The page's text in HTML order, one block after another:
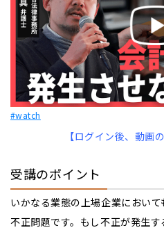
#watch
【ログイン後、動画
受講のポイント
いかなる業態の上場企業におい
不正問題です。もし不正が発生